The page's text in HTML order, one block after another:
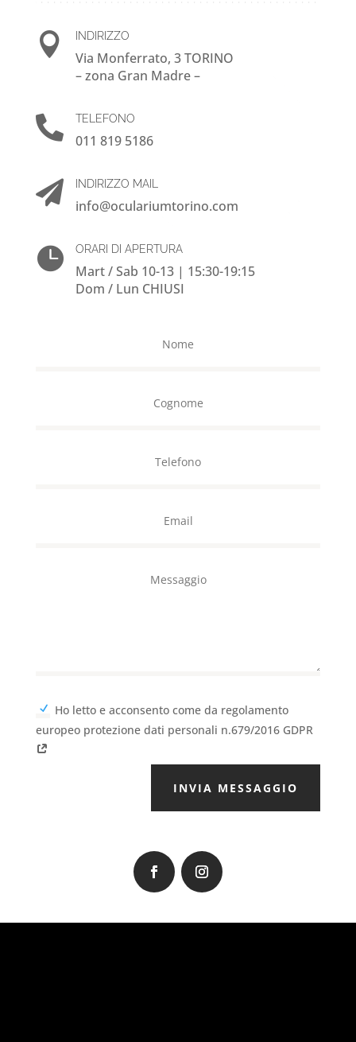
 INDIRIZZO
Via Monferrato, 3 TORINO
– zona Gran Madre –
 TELEFONO
011 819 5186
 INDIRIZZO MAIL
info@oculariumtorino.com
 ORARI DI APERTURA
Mart / Sab 10-13 | 15:30-19:15
Dom / Lun CHIUSI
Ho letto e acconsento come da regolamento
europeo protezione dati personali n.679/2016 GDPR
INVIA MESSAGGIO